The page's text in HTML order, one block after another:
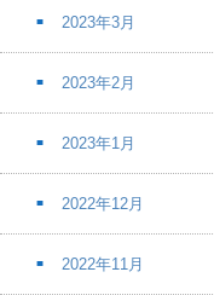
2023年3月
2023年2月
2023年1月
2022年12月
2022年11月